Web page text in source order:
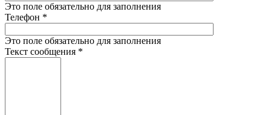
Это поле обязательно для заполнения
Телефон *
Это поле обязательно для заполнения
Текст сообщения *